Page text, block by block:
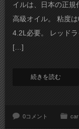
イルは、日本の正
高級オイル。 粘度
4.2L必要。 レッド
[…]
続きを読む
0コメント car